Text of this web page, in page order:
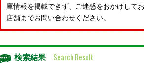
庫情報を掲載できず、ご迷惑をおかけして
店舗までお問い合わせください。
検索結果 Search Result